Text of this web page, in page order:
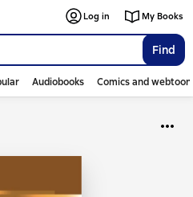
Find
Log in My Books
Audiobooks Comics and